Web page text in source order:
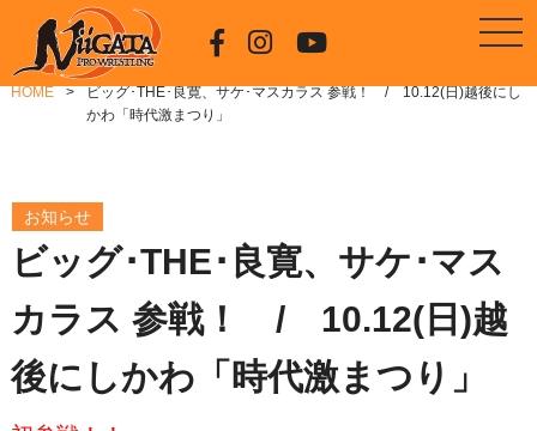
HOME
ビッグ･THE･良寛、サケ･マスカラス 参戦！ / 10.12(日)越後にし
かわ「時代激まつり」
お知らせ
ビッグ･THE･良寛、サケ･マス
カラス 参戦！ / 10.12(日)越
後にしかわ「時代激まつり」